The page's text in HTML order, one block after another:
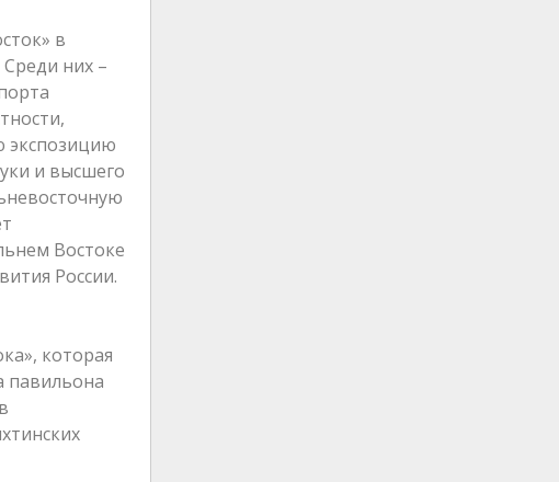
в
них –
экспозицию
и высшего
Востоке
России.
которая
павильона